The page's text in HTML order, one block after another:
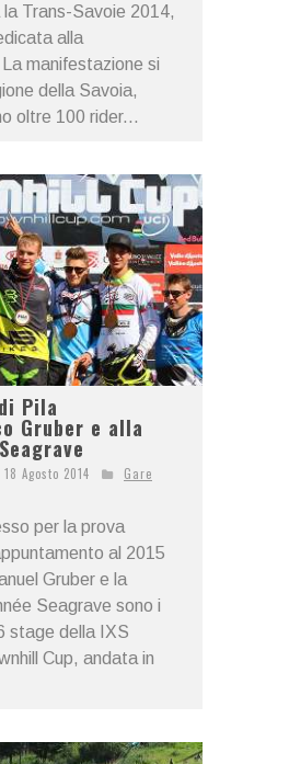
la Trans-Savoie 2014,
alla
manifestazione si
della Savoia,
oltre 100 rider...
Pila
Gruber e alla
18 Agosto 2014 Gare
per la prova
al 2015
Gruber e la
Seagrave sono i
stage della IXS
Cup, andata in